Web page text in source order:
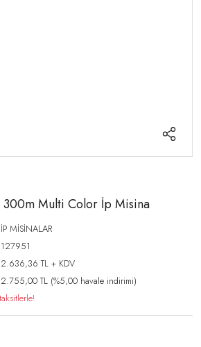
300m Multi Color İp Misina
İP MİSİNALAR
127951
2.636,36 TL + KDV
2.755,00 TL (%5,00 havale indirimi)